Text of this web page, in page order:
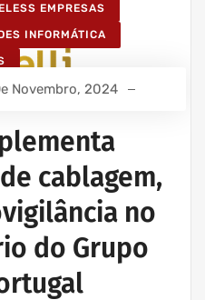
EMPRESAS
INFORMÁTICA
Novembro, 2024
cablagem,
no
do Grupo